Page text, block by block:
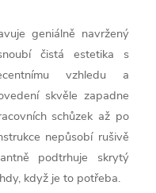
geniálně navržený
čistá estetika s
vzhledu a
skvěle zapadne
schůzek až po
nepůsobí rušivě
podtrhuje skrytý
když je to potřeba.